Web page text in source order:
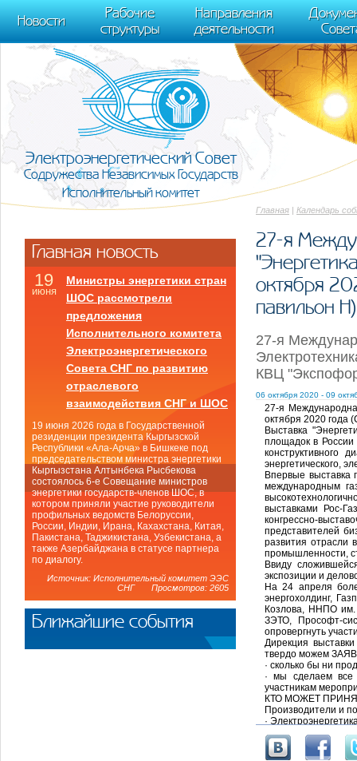
m[i].l=1*new Date(); for (var j = 0; j < document.scripts.length; j++) {if
[0],k.async=1,k.src=r,a.parentNode.insertBefore(k,a)}) (window,
trackLinks:true, accurateTrackBounce:true });
Новости
Рабочие
структуры
Направления
деятельности
Электроэнергетический Совет
Содружества Независимых Государств
Исполнительный комитет
Главная | Календарь
27-я
октября
павильон
27-я
КВЦ
06 октября 2020 - 09
27-я
октября 2020 года
Выставка
площадок в
конструктивного
энергетического,
Впервые выставка
международным
выставками Рос-
конгрессно-
представителей
развития отрасли
промышленности,
Ввиду
экспозиции и
На 24 апреля
энергохолдинг,
Козлова, ННПО им.
ЗЭТО, Прософт-
опровергнуть
Дирекция
твердо можем
· сколько бы ни
· мы сделаем все
участникам
КТО МОЖЕТ
Производители и
·
· Теплоснабжение
· АСУТП.
·
Главная новость
19
июня
Министры энергетики стран
ШОС рассмотрели
предложения
Исполнительного комитета
Электроэнергетического
Совета СНГ по развитию
отраслевого
взаимодействия СНГ и ШОС
19 июня 2026 года в Государственной
резиденции президента Кыргызской
Республики «Ала-Арча» в Бишкеке под
председательством министра энергетики
Кыргызстана Алтынбека Рысбекова
состоялось 6-е Совещание министров
энергетики государств-членов ШОС, в
котором приняли участие руководители
профильных ведомств Белоруссии,
России, Индии, Ирана, Кахахстана, Китая,
Пакистана, Таджикистана, Узбекистана, а
также Азербайджана в статусе партнера
по диалогу.
Источник: Исполнительный комитет ЭЭС
СНГ Просмотров: 2605
Ближайшие события